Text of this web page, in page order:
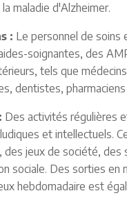
maladie d'Alzheimer.
: Le personnel de soins
soignantes, des
tels que
dentistes,
Des activités régulières
et intellectuels.
des jeux de société,
sociale. Des sorties
hebdomadaire est